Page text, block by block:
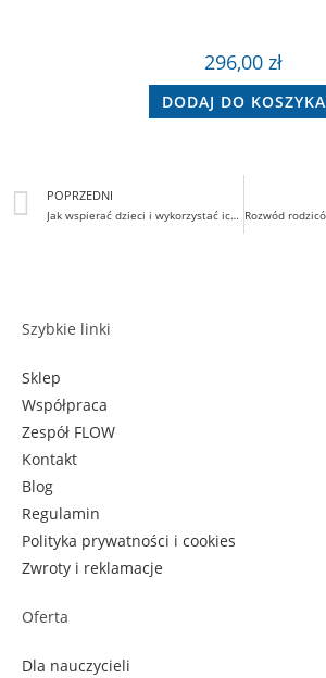
296,00 zł
DODAJ DO KOSZYKA
POPRZEDNI
Jak wspierać dzieci i wykorzystać ich naturalne talenty i wyjątkowe umiejętności?
Szybkie linki
Sklep
Współpraca
Zespół FLOW
Kontakt
Blog
Regulamin
Polityka prywatności i cookies
Zwroty i reklamacje
Oferta
Dla nauczycieli